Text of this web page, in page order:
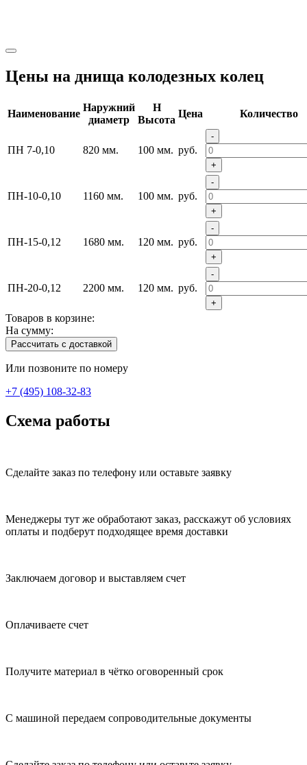
Цены на днища колодезных колец
Наименование
Наружний
диаметр
H
Высота
Цена Количество
ПН 7-0,10 820 мм. 100 мм. руб.
-
+
ПН-10-0,10 1160 мм. 100 мм. руб.
-
+
ПН-15-0,12 1680 мм. 120 мм. руб.
-
+
ПН-20-0,12 2200 мм. 120 мм. руб.
-
+
Товаров в корзине:
На сумму:
Рассчитать с доставкой
Или позвоните по номеру
+7 (495) 108-32-83
Схема работы
Сделайте заказ по телефону или оставьте заявку
Менеджеры тут же обработают заказ, расскажут об условиях
оплаты и подберут подходящее время доставки
Заключаем договор и выставляем счет
Оплачиваете счет
Получите материал в чётко оговоренный срок
С машиной передаем сопроводительные документы